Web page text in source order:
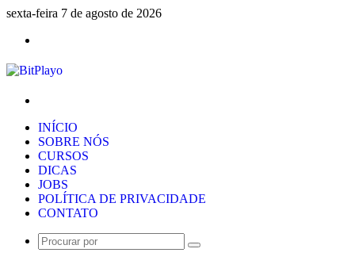
sexta-feira 7 de agosto de 2026
INÍCIO
SOBRE NÓS
CURSOS
DICAS
JOBS
POLÍTICA DE PRIVACIDADE
CONTATO
Procurar